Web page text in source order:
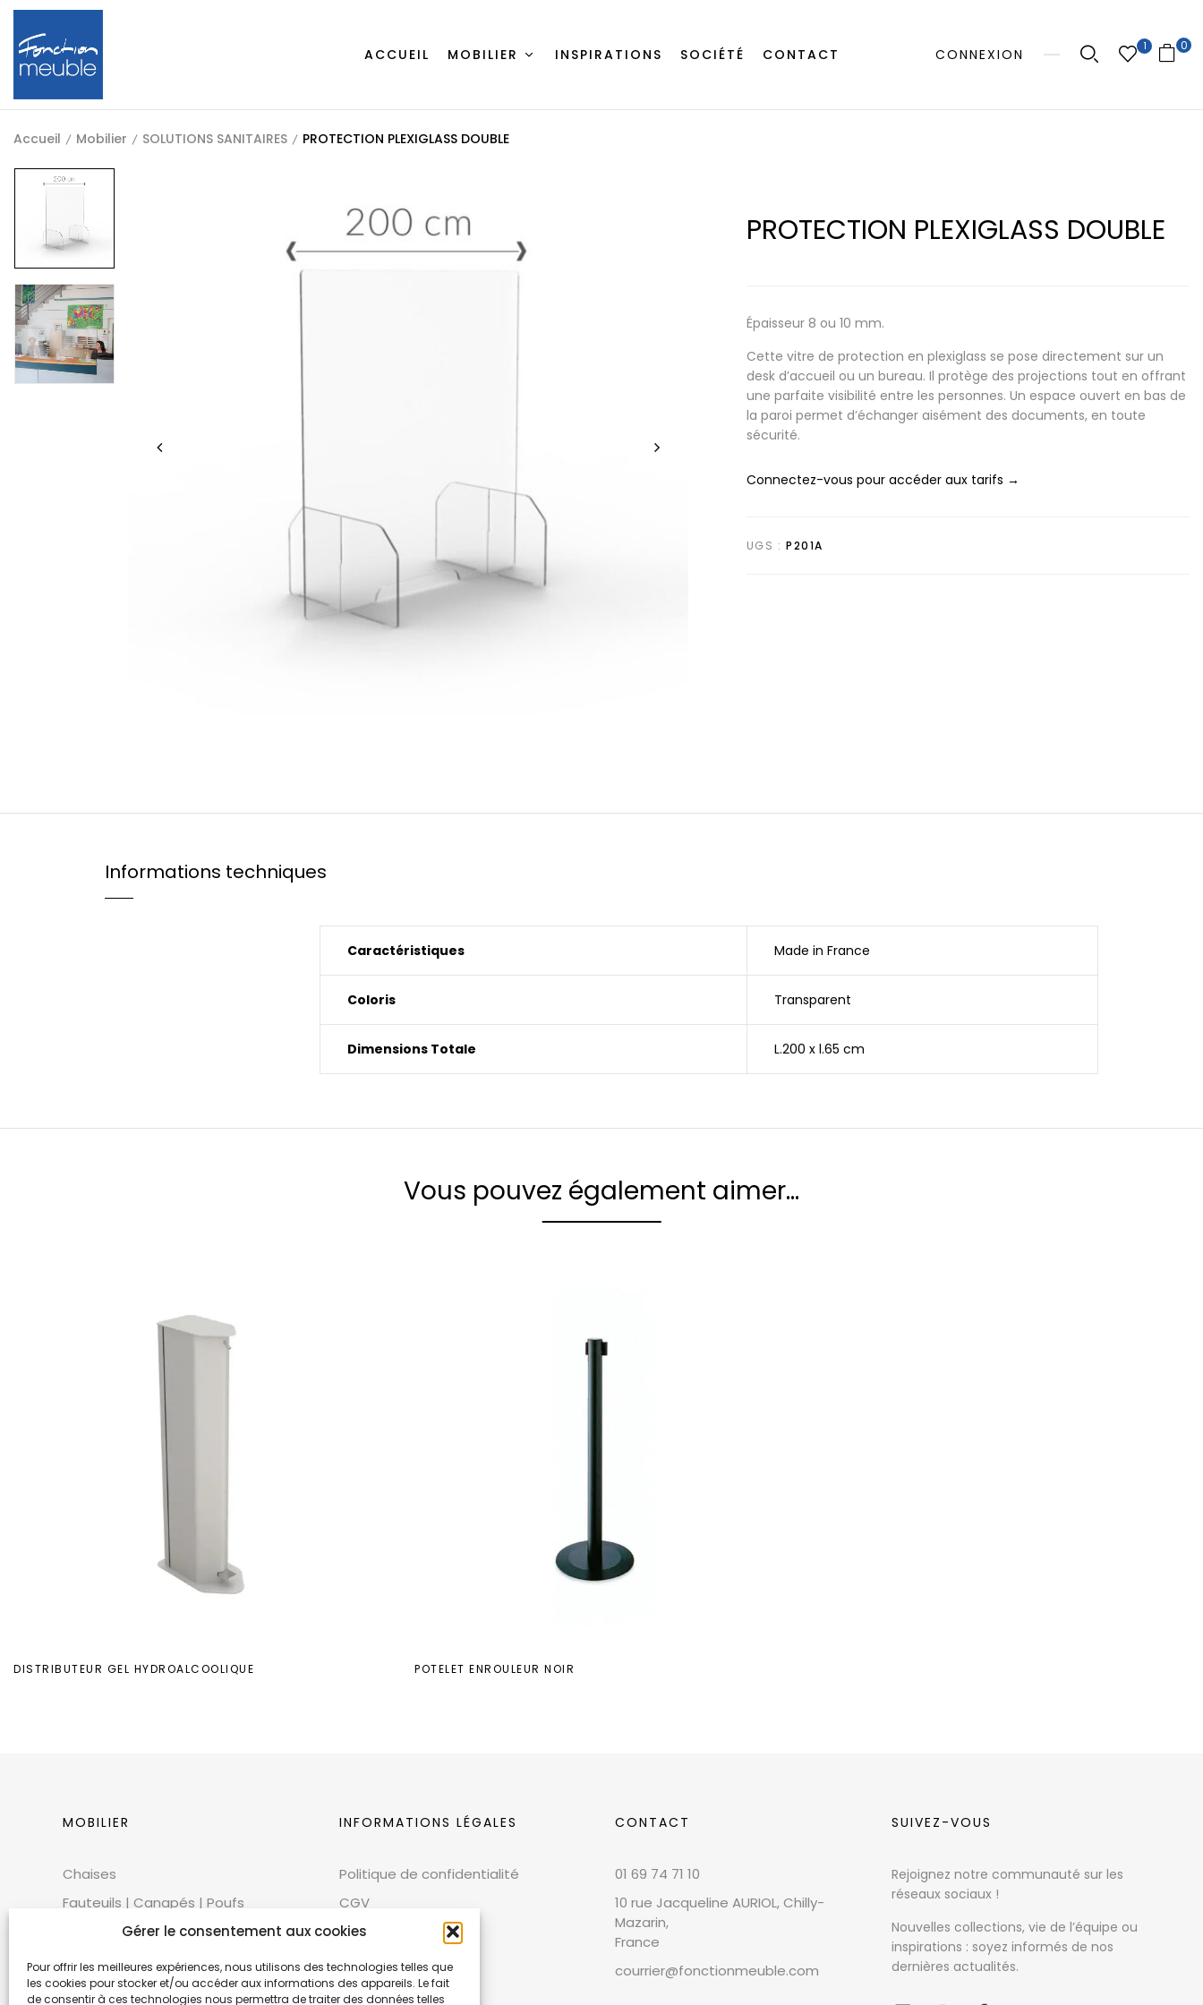
Gérer le consentement aux cookies
Pour offrir les meilleures expériences, nous utilisons des technologies telles que
les cookies pour stocker et/ou accéder aux informations des appareils. Le fait
de consentir à ces technologies nous permettra de traiter des données telles
ACCUEIL MOBILIER INSPIRATIONS SOCIÉTÉ CONTACT CONNEXION
1 0
Accueil Mobilier SOLUTIONS SANITAIRES PROTECTION PLEXIGLASS DOUBLE
PROTECTION PLEXIGLASS DOUBLE
Épaisseur 8 ou 10 mm.
Cette vitre de protection en plexiglass se pose directement sur un
desk d’accueil ou un bureau. Il protège des projections tout en offrant
une parfaite visibilité entre les personnes. Un espace ouvert en bas de
la paroi permet d’échanger aisément des documents, en toute
sécurité.
Connectez-vous pour accéder aux tarifs →
UGS : P201A
Informations techniques
Caractéristiques Made in France
Coloris Transparent
Dimensions Totale L.200 x l.65 cm
Vous pouvez également aimer…
DISTRIBUTEUR GEL HYDROALCOOLIQUE POTELET ENROULEUR NOIR
MOBILIER
Chaises
Fauteuils | Canapés | Poufs
Mobilier extérieur
Tables
Bars | Comptoirs
INFORMATIONS LÉGALES
Politique de confidentialité
CGV
CGU
Cookies
Mentions légales
CONTACT
01 69 74 71 10
10 rue Jacqueline AURIOL, Chilly-
Mazarin,
France
courrier@fonctionmeuble.com
SUIVEZ-VOUS
Rejoignez notre communauté sur les
réseaux sociaux !
Nouvelles collections, vie de l’équipe ou
inspirations : soyez informés de nos
dernières actualités.